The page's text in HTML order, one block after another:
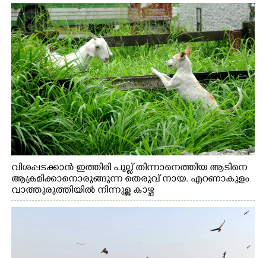
വിശപ്പടക്കാൻ ഇത്തിരി പുല്ല് തിന്നാനെത്തിയ ആടിനെ
ആക്രമിക്കാനൊരുങ്ങുന്ന തെരുവ് നായ. എറണാകുളം
വാത്തുരുത്തിയിൽ നിന്നുള്ള കാഴ്ച